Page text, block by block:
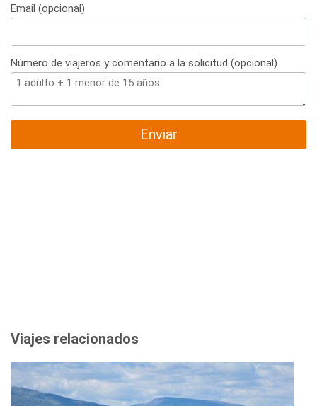
Email (opcional)
Número de viajeros y comentario a la solicitud (opcional)
Enviar
Viajes relacionados